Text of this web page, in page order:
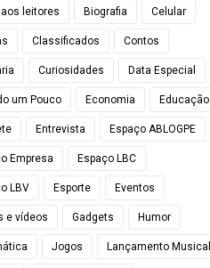
leitores Biografia Celular
Classificados Contos
Curiosidades Data Especial
um Pouco Economia Educação
Entrevista Espaço ABLOGPE
Empresa Espaço LBC
LBV Esporte Eventos
e vídeos Gadgets Humor
Jogos Lançamento Musical